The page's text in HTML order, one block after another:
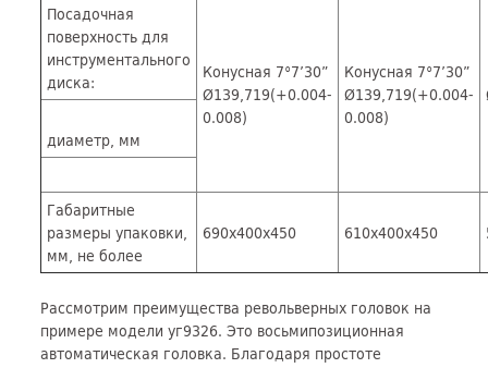
Посадочная
поверхность для
инструментального
диска:
Конусная 7°7’30”
Ø139,719(+0.004-
0.008)
Конусная 7°7’30”
Ø139,719(+0.004-
0.008)
диаметр, мм
Габаритные
размеры упаковки,
мм, не более
690х400х450 610х400х450
Рассмотрим преимущества револьверных головок на
примере модели уг9326. Это восьмипозиционная
автоматическая головка. Благодаря простоте